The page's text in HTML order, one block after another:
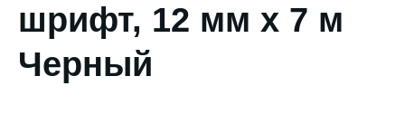
шрифт, 12 мм х 7 м
Черный